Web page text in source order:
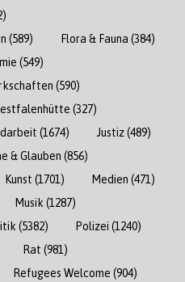
(589) Flora & Fauna (384)
(549)
(590)
(327)
(1674) Justiz(489)
& Glauben (856)
Kunst (1701) Medien (471)
Musik(1287)
(5382) Polizei (1240)
Rat (981)
Refugees Welcome (904)